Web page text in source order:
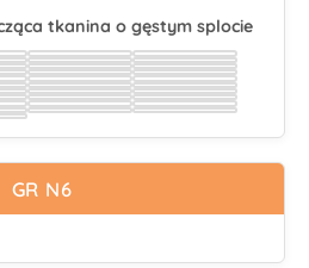
tkanina o gęstym splocie
Wybierz Wybierz
Wybierz Wybierz
Wybierz Wybierz
Wybierz Wybierz
Wybierz Wybierz
Wybierz Wybierz
Wybierz Wybierz
Wybierz Wybierz
Wybierz Wybierz
GR N6